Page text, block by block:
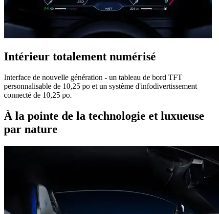
Intérieur totalement numérisé
Interface de nouvelle génération - un tableau de bord TFT
personnalisable de 10,25 po et un système d'infodivertissement
connecté de 10,25 po.
À la pointe de la technologie et luxueuse
par nature